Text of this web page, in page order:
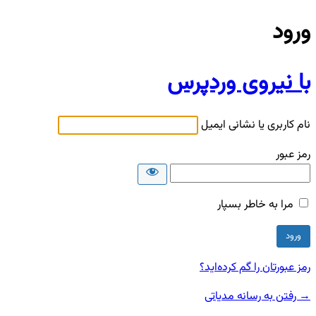
ورود
با نیروی وردپرس
نام کاربری یا نشانی ایمیل
رمز عبور
مرا به خاطر بسپار
رمز عبورتان را گم کرده‌اید؟
→ رفتن به رسانه مدیاتی